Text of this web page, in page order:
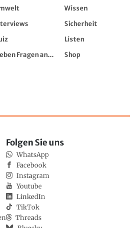
Wissen
Sicherheit
Listen
Fragen an...
Shop
Folgen Sie uns
WhatsApp
Facebook
Instagram
Youtube
LinkedIn
TikTok
Threads